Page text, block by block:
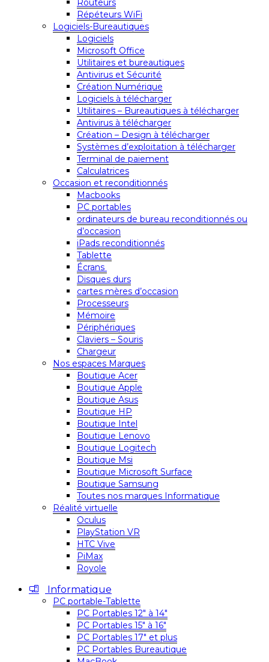
Routeurs
Répéteurs WiFi
Logiciels-Bureautiques
Logiciels
Microsoft Office
Utilitaires et bureautiques
Antivirus et Sécurité
Création Numérique
Logiciels à télécharger
Utilitaires – Bureautiques à télécharger
Antivirus à télécharger
Création – Design à télécharger
Systèmes d’exploitation à télécharger
Terminal de paiement
Calculatrices
Occasion et reconditionnés
Macbooks
PC portables
ordinateurs de bureau reconditionnés ou
d’occasion
iPads reconditionnés
Tablette
Écrans
Disques durs
cartes mères d’occasion
Processeurs
Mémoire
Périphériques
Claviers – Souris
Chargeur
Nos espaces Marques
Boutique Acer
Boutique Apple
Boutique Asus
Boutique HP
Boutique Intel
Boutique Lenovo
Boutique Logitech
Boutique Msi
Boutique Microsoft Surface
Boutique Samsung
Toutes nos marques Informatique
Réalité virtuelle
Oculus
PlayStation VR
HTC Vive
PiMax
Royole
Informatique
PC portable-Tablette
PC Portables 12″ à 14″
PC Portables 15″ à 16″
PC Portables 17″ et plus
PC Portables Bureautique